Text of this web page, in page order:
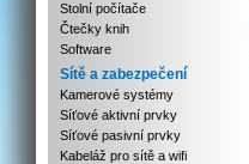
Stolní počítače
Čtečky knih
Software
Sítě a zabezpečení
Kamerové systémy
Síťové aktivní prvky
Síťové pasivní prvky
Kabeláž pro sítě a wifi